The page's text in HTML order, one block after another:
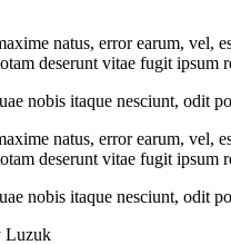
natus, error earum, vel,
deserunt vitae fugit ipsum
nobis itaque nesciunt,
natus, error earum, vel,
deserunt vitae fugit ipsum
nobis itaque nesciunt,
Luzuk